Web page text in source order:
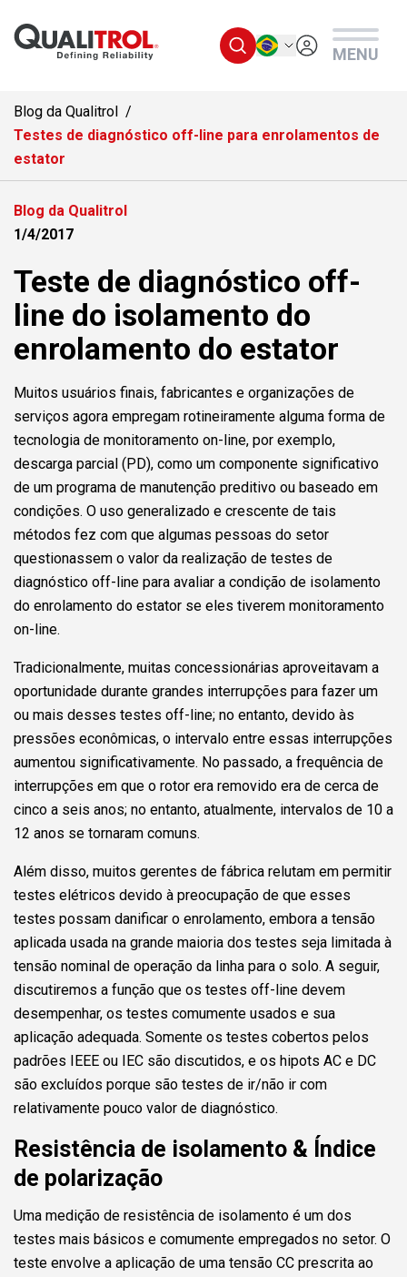
Português
MENU
Blog da Qualitrol
Testes de diagnóstico off-line para enrolamentos de
estator
Blog da Qualitrol
1/4/2017
Teste de diagnóstico off-
line do isolamento do
enrolamento do estator
Muitos usuários finais, fabricantes e organizações de
serviços agora empregam rotineiramente alguma forma de
tecnologia de monitoramento on-line, por exemplo,
descarga parcial (PD), como um componente significativo
de um programa de manutenção preditivo ou baseado em
condições. O uso generalizado e crescente de tais
métodos fez com que algumas pessoas do setor
questionassem o valor da realização de testes de
diagnóstico off-line para avaliar a condição de isolamento
do enrolamento do estator se eles tiverem monitoramento
on-line.
Tradicionalmente, muitas concessionárias aproveitavam a
oportunidade durante grandes interrupções para fazer um
ou mais desses testes off-line; no entanto, devido às
pressões econômicas, o intervalo entre essas interrupções
aumentou significativamente. No passado, a frequência de
interrupções em que o rotor era removido era de cerca de
cinco a seis anos; no entanto, atualmente, intervalos de 10 a
12 anos se tornaram comuns.
Além disso, muitos gerentes de fábrica relutam em permitir
testes elétricos devido à preocupação de que esses
testes possam danificar o enrolamento, embora a tensão
aplicada usada na grande maioria dos testes seja limitada à
tensão nominal de operação da linha para o solo. A seguir,
discutiremos a função que os testes off-line devem
desempenhar, os testes comumente usados e sua
aplicação adequada. Somente os testes cobertos pelos
padrões IEEE ou IEC são discutidos, e os hipots AC e DC
são excluídos porque são testes de ir/não ir com
relativamente pouco valor de diagnóstico.
Resistência de isolamento & Índice
de polarização
Uma medição de resistência de isolamento é um dos
testes mais básicos e comumente empregados no setor. O
teste envolve a aplicação de uma tensão CC prescrita ao